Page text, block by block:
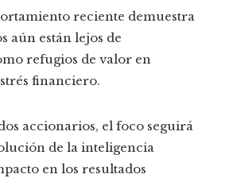
reciente demuestra
aún están lejos de
refugios de valor en
financiero.
accionarios, el foco seguirá
de la inteligencia
en los resultados